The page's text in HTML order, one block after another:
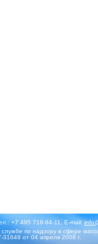
+7 495 718-84-11, E-mail:
по надзору в сфере
от 04 апреля 2008 г.